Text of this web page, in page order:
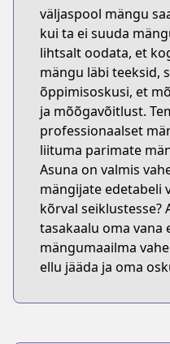
väljaspool mängu
kui ta ei suuda
lihtsalt oodata, et
mängu läbi teeksid,
õppimisoskusi, et
ja mõõgavõitlust.
professionaalset
liituma parimate
Asuna on valmis
mängijate edetabeli
kõrval seiklustesse?
tasakaalu oma vana
mängumaailma
ellu jääda ja oma